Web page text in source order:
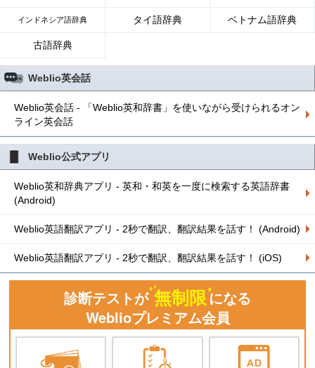
インドネシア語辞典 タイ語辞典 ベトナム語辞典
古語辞典
Weblio英会話
Weblio英会話 - 「Weblio英和辞書」を使いながら受けられるオン
ライン英会話
Weblio公式アプリ
Weblio英和辞典アプリ - 英和・和英を一度に検索する英語辞書
(Android)
Weblio英語翻訳アプリ - 2秒で翻訳、翻訳結果を話す！ (Android)
Weblio英語翻訳アプリ - 2秒で翻訳、翻訳結果を話す！ (iOS)
診断テストが 無制限になる
Weblioプレミアム会員